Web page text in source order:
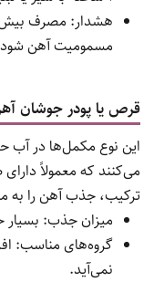
رنگ دندان
هشدار: ممکن است
و نیاز به دوزبندی
قطره آهن مخصوص
قطره آهن برای نوزادان
است تا از کم‌خونی فقر
معمولاً طعم‌دهنده‌های
شود.
میزان جذب: بالا،